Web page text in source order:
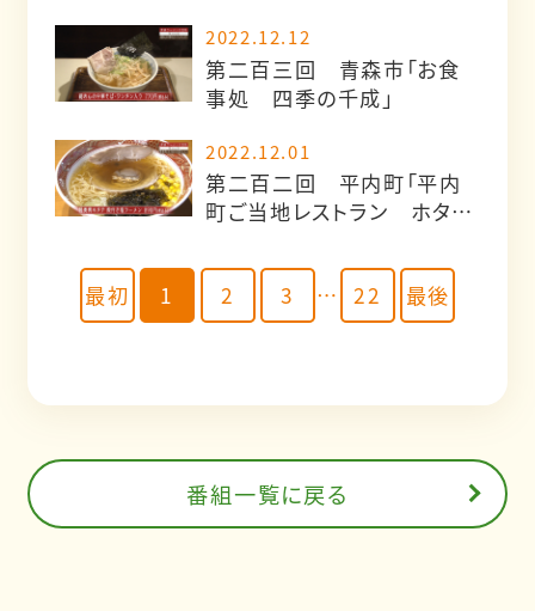
2022.12.12
第二百三回 青森市「お食
事処 四季の千成」
2022.12.01
第二百二回 平内町「平内
町ご当地レストラン ホタテ
最初
1 2 3 … 22 最後
番組一覧に戻る